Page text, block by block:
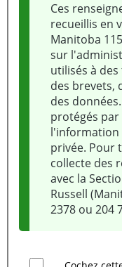
Ces
recueillis en
Manitoba 115/2015, en application de la Loi
sur
utilisés à
des brevets, des
des
protégés par
l'information
privée. Pour
collecte des
avec la Section
Russell
2378 ou 204